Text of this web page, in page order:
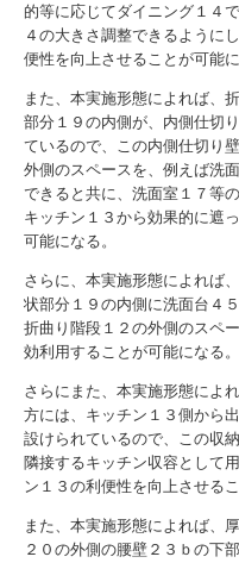
的等に応じてダイニング１４
４の大きさ調整できるように
便性を向上させることが可能に
また、本実施形態によれば、
部分１９の内側が、内側仕切
ているので、この内側仕切り
外側のスペースを、例えば洗
できると共に、洗面室１７等
キッチン１３から効果的に遮
可能になる。
さらに、本実施形態によれば
状部分１９の内側に洗面台４５
折曲り階段１２の外側のスペ
効利用することが可能になる。
さらにまた、本実施形態によ
方には、キッチン１３側から
設けられているので、この収
隣接するキッチン収容として
ン１３の利便性を向上させる
また、本実施形態によれば、
２０の外側の腰壁２３ｂの下